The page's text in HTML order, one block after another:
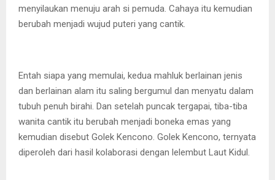
menyilaukan menuju arah si pemuda. Cahaya itu kemudian
berubah menjadi wujud puteri yang cantik.
Entah siapa yang memulai, kedua mahluk berlainan jenis
dan berlainan alam itu saling bergumul dan menyatu dalam
tubuh penuh birahi. Dan setelah puncak tergapai, tiba-tiba
wanita cantik itu berubah menjadi boneka emas yang
kemudian disebut Golek Kencono. Golek Kencono, ternyata
diperoleh dari hasil kolaborasi dengan lelembut Laut Kidul.